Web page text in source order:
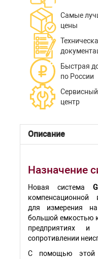
Самые
цены
Быстрая
по России
Сервисный
центр
Описание
Назначение
Новая система
компенсационной
для измерения
большой емкостью
предприятиях и
сопротивлении
С помощью этой